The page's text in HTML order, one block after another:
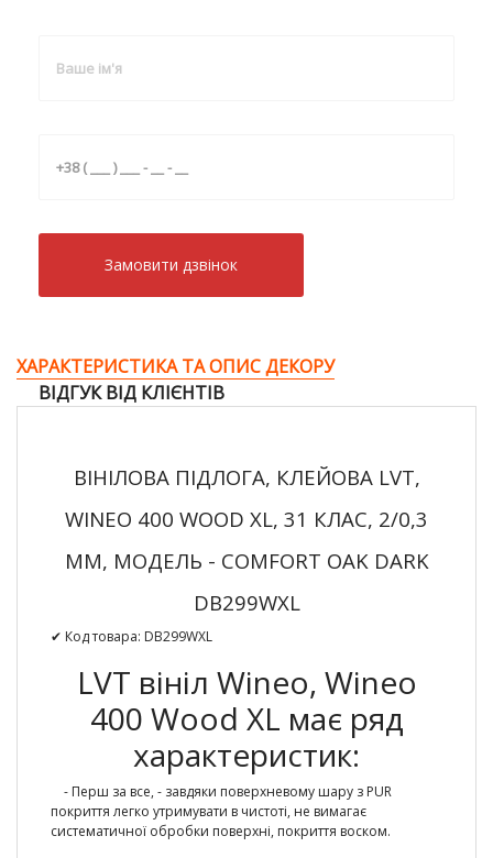
Замовити дзвiнок
ХАРАКТЕРИСТИКА ТА ОПИС ДЕКОРУ
ВІДГУК ВІД КЛІЄНТІВ
ВІНІЛОВА ПІДЛОГА, КЛЕЙОВА LVT,
WINEO 400 WOOD XL, 31 КЛАС, 2/0,3
ММ, МОДЕЛЬ - COMFORT OAK DARK
DB299WXL
✔ Код товара: DB299WXL
LVT вініл Wineo, Wineo
400 Wood XL має ряд
характеристик:
- Перш за все, - завдяки поверхневому шару з PUR
покриття легко утримувати в чистоті, не вимагає
систематичної обробки поверхні, покриття воском.